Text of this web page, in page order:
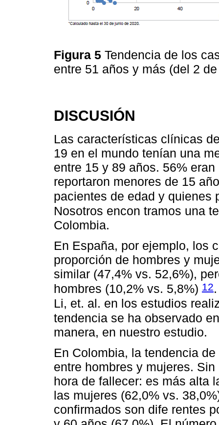
Figura 5 Tendencia de los
entre 51 años y más (del 2
DISCUSIÓN
Las características clínicas
19 en el mundo tenían una
entre 15 y 89 años. 56%
reportaron menores de 15
pacientes de edad y
Nosotros encon tramos una
Colombia.
En España, por ejemplo, los
proporción de hombres y
similar (47,4% vs. 52,6%),
hombres (10,2% vs. 5,8%) 12
Li, et. al. en los estudios
tendencia se ha observado
manera, en nuestro estudio.
En Colombia, la tendencia
entre hombres y mujeres.
hora de fallecer: es más alta
las mujeres (62,0% vs.
confirmados son dife rentes